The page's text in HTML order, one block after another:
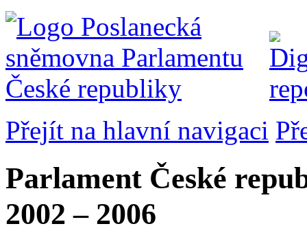
Přejít na hlavní navigaci
Parlament České
2002 – 2006